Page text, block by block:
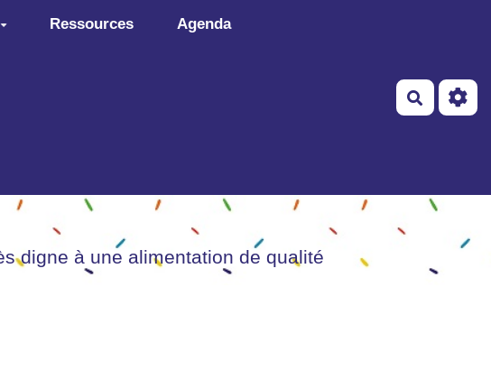
Ressources Agenda
digne à une alimentation de qualité